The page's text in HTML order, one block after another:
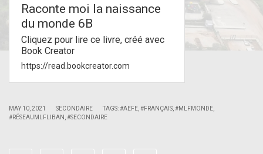
Raconte moi la naissance
du monde 6B
Cliquez pour lire ce livre, créé avec
Book Creator
https://read.bookcreator.com
MAY 10, 2021 SECONDAIRE TAGS:#AEFE,#FRANÇAIS,#MLFMONDE,
#RÉSEAUMLFLIBAN ,#SECONDAIRE